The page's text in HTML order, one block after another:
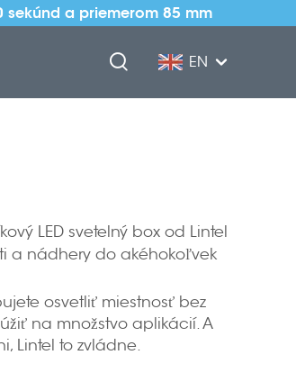
a priemerom 85 mm
EN
LED svetelný box od Lintel
a nádhery do akéhokoľvek
osvetliť miestnosť bez
na množstvo aplikácií. A
Lintel to zvládne.